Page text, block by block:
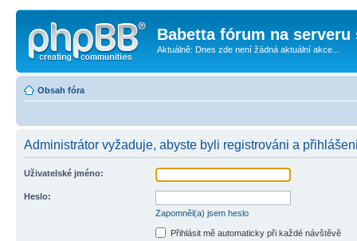
Babetta fórum na serveru
Aktuálně: Dnes zde není žádná aktuální akce...
Obsah fóra
Administrátor vyžaduje, abyste byli registrováni a
Uživatelské jméno:
Heslo:
Zapomněl(a) jsem heslo
Přihlásit mě automaticky při každé návštěvě